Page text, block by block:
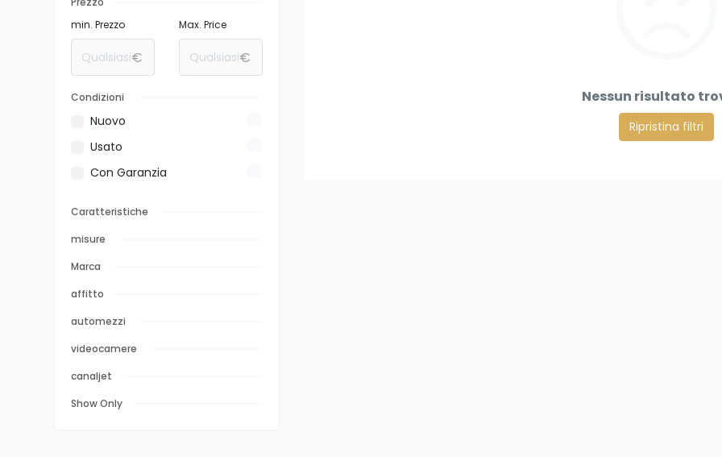
min. Prezzo
€
Max. Price
€
Condizioni
Nuovo
Usato
Con Garanzia
Caratteristiche
misure
Marca
affitto
automezzi
videocamere
canaljet
Show Only
Nessun risultato
Ripristina filtri